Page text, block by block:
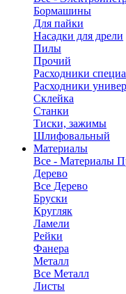
Бормашины
Для пайки
Насадки для дрели
Пилы
Прочий
Расходники
Расходники
Склейка
Станки
Тиски, зажимы
Шлифовальный
Материалы
Все - Материалы
Дерево
Все Дерево
Бруски
Кругляк
Ламели
Рейки
Фанера
Металл
Все Металл
Листы